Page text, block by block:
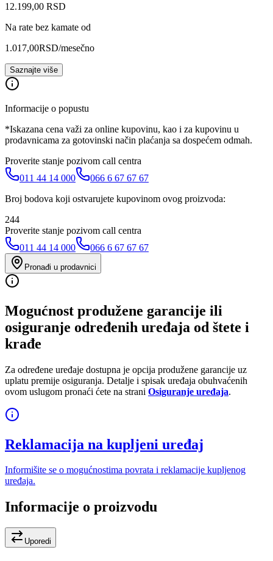
12.199,00 RSD
Na rate bez kamate od
1.017,00RSD/mesečno
Saznajte više
Informacije o popustu
*Iskazana cena važi za online kupovinu, kao i za kupovinu u
prodavnicama za gotovinski način plaćanja sa dospećem odmah.
Proverite stanje pozivom call centra
011 44 14 000
066 6 67 67 67
Broj bodova koji ostvarujete kupovinom ovog proizvoda:
244
Proverite stanje pozivom call centra
011 44 14 000
066 6 67 67 67
Pronađi u prodavnici
Mogućnost produžene garancije ili
osiguranje određenih uređaja od štete i
krađe
Za određene uređaje dostupna je opcija produžene garancije uz
uplatu premije osiguranja. Detalje i spisak uređaja obuhvaćenih
ovom uslugom pronaći ćete na strani Osiguranje uređaja.
Reklamacija na kupljeni uređaj
Informišite se o mogućnostima povrata i reklamacije kupljenog
uređaja.
Informacije o proizvodu
Uporedi